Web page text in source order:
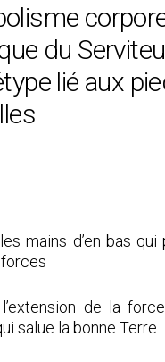
du
lié aux
mains d’en bas qui
de la
salue la bonne Terre.